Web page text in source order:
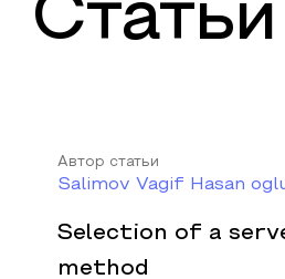
Автор статьи
Salimov Vagif Hasan
Selection of a
method